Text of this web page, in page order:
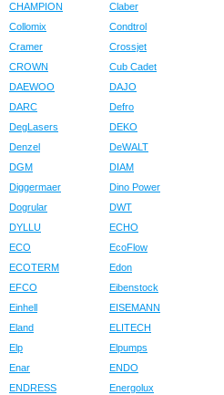
CHAMPION
Claber
Collomix
Condtrol
Cramer
Crossjet
CROWN
Cub Cadet
DAEWOO
DAJO
DARC
Defro
DegLasers
DEKO
Denzel
DeWALT
DGM
DIAM
Diggermaer
Dino Power
Dogrular
DWT
DYLLU
ECHO
ECO
EcoFlow
ECOTERM
Edon
EFCO
Eibenstock
Einhell
EISEMANN
Eland
ELITECH
Elp
Elpumps
Enar
ENDO
ENDRESS
Energolux